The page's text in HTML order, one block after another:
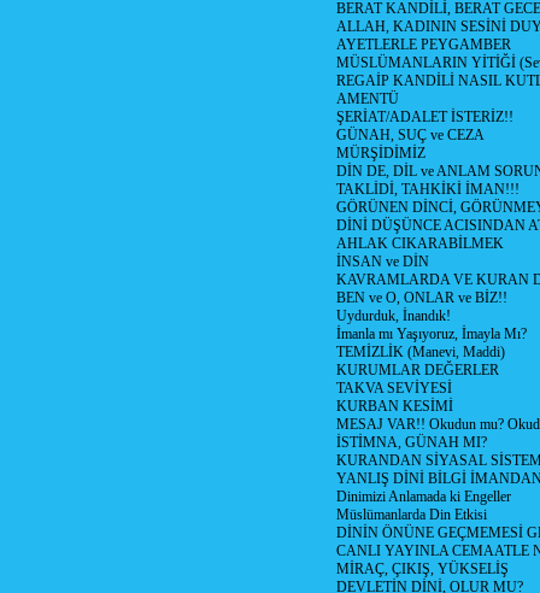
BERAT KANDİLİ, BERAT
ALLAH, KADININ SESİNİ
AYETLERLE PEYGAMBER
MÜSLÜMANLARIN YİTİĞİ
REGAİP KANDİLİ NASIL
AMENTÜ
ŞERİAT/ADALET İSTERİZ!!
GÜNAH, SUÇ ve CEZA
MÜRŞİDİMİZ
DİN DE, DİL ve ANLAM
TAKLİDİ, TAHKİKİ İMAN!!!
GÖRÜNEN DİNCİ,
DİNİ DÜŞÜNCE ACISINDAN
AHLAK CIKARABİLMEK
İNSAN ve DİN
KAVRAMLARDA VE KURAN
BEN ve O, ONLAR ve BİZ!!
Uydurduk, İnandık!
İmanla mı Yaşıyoruz, İmayla Mı?
TEMİZLİK (Manevi, Maddi)
KURUMLAR DEĞERLER
TAKVA SEVİYESİ
KURBAN KESİMİ
MESAJ VAR!! Okudun mu?
İSTİMNA, GÜNAH MI?
KURANDAN SİYASAL
YANLIŞ DİNİ BİLGİ
Dinimizi Anlamada ki Engeller
Müslümanlarda Din Etkisi
DİNİN ÖNÜNE GEÇMEMESİ
CANLI YAYINLA CEMAATLE
MİRAÇ, ÇIKIŞ, YÜKSELİŞ
DEVLETİN DİNİ, OLUR MU?